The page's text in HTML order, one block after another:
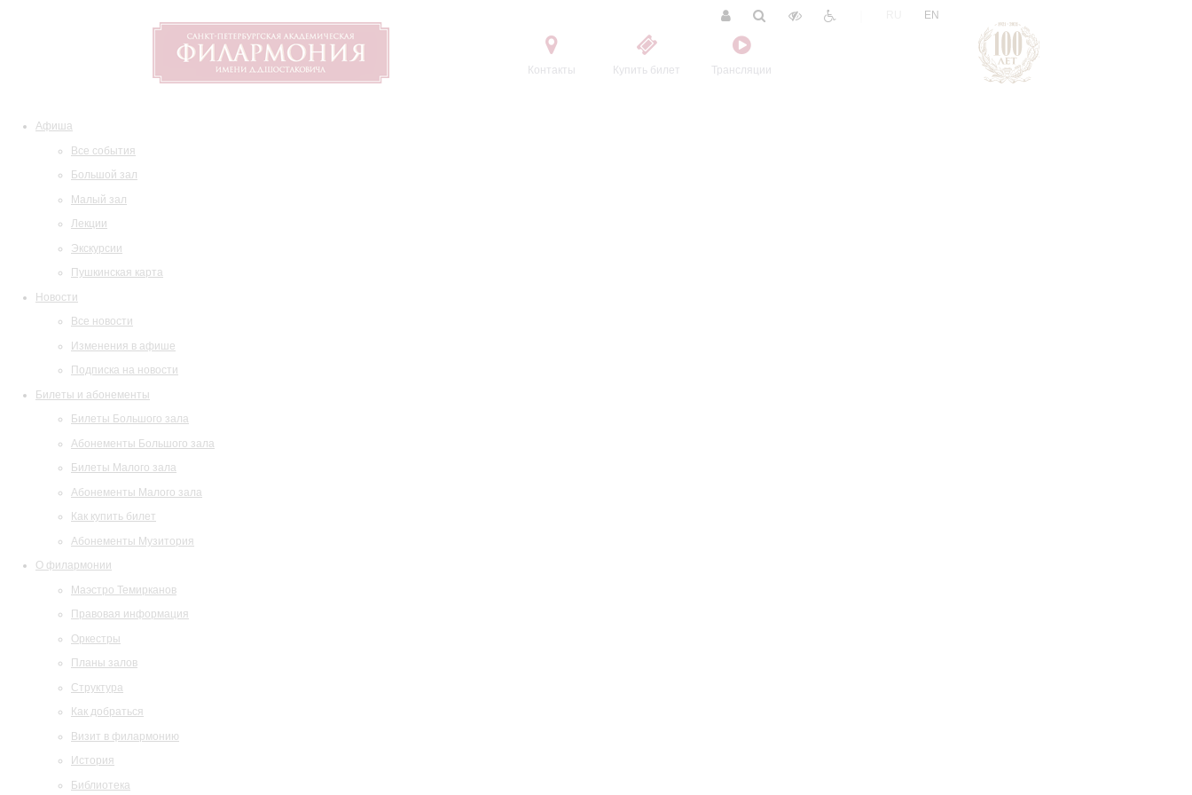
Контакты Купить билет Трансляции
EN
Афиша
Все события
Большой зал
Малый зал
Лекции
Экскурсии
Пушкинская карта
Новости
Все новости
Изменения в афише
Подписка на новости
Билеты и абонементы
Билеты Большого зала
Абонементы Большого зала
Билеты Малого зала
Абонементы Малого зала
Как купить билет
Абонементы Музитория
О филармонии
Маэстро Темирканов
Правовая информация
Оркестры
Планы залов
Структура
Как добраться
Визит в филармонию
История
Библиотека